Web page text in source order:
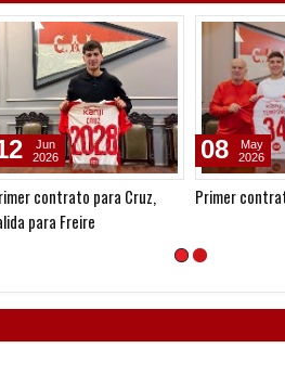
contrato para Cruz,
para Freire
Jun
2026
Primer
08
May
2026